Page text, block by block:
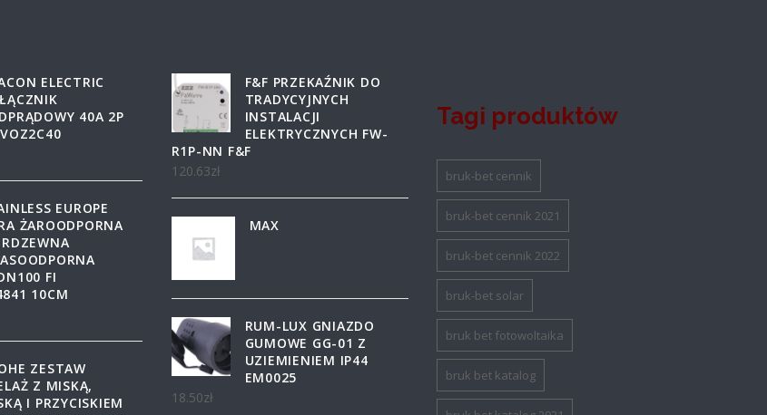
ELECTRIC
40A 2P
EUROPE
ŻAROODPORNA
FI
10CM
ZESTAW
Z MISKĄ,
I PRZYCISKIEM
F&F PRZEKAŹNIK DO
TRADYCYJNYCH
INSTALACJI
ELEKTRYCZNYCH FW-
R1P-NN F&F
120.63zł
MAX
RUM-LUX GNIAZDO
GUMOWE GG-01 Z
UZIEMIENIEM IP44
EM0025
18.50zł
Tagi produktów
bruk-bet cennik
bruk-bet cennik 2021
bruk-bet cennik 2022
bruk-bet solar
bruk bet fotowoltaika
bruk bet katalog